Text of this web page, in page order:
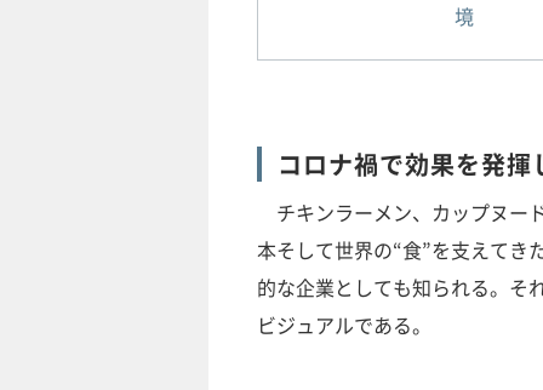
境
コロナ禍で効果を発
チキンラーメン、カップヌー
本そして世界の“食”を支えてき
的な企業としても知られる。そ
ビジュアルである。